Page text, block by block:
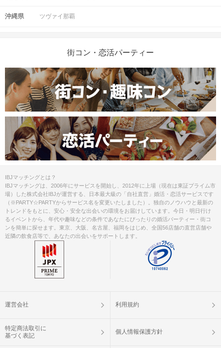
沖縄県 ツヴァイ那覇
街コン・恋活パーティー
IBJマッチングとは？
IBJマッチングは、2006年にサービスを開始し、2012年に上場（現在は東証プライム市
場）した株式会社IBJが運営する、日本最大級の「自社直営」婚活・恋活サービスです
（※PARTY☆PARTYからサービス名を変更いたしました）。独自のノウハウと最新の
トレンドをもとに、安心・安全な出会いの環境をお届けしています。今日・明日行け
るイベントから、年代や趣味などの条件であなたにぴったりの婚活パーティー・街コ
ンを簡単に探せます。東京、大阪、名古屋、福岡をはじめ、全国56店舗の直営店舗や
近隣の飲食店等で、あなたの出会いをサポートします。
運営会社 利用規約
特定商法取引に
基づく表記
個人情報保護方針